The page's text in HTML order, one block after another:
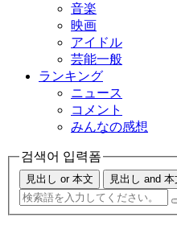
音楽
映画
アイドル
芸能一般
ランキング
ニュース
コメント
みんなの感想
검색어 입력폼
見出し or 本文 見出し and 本